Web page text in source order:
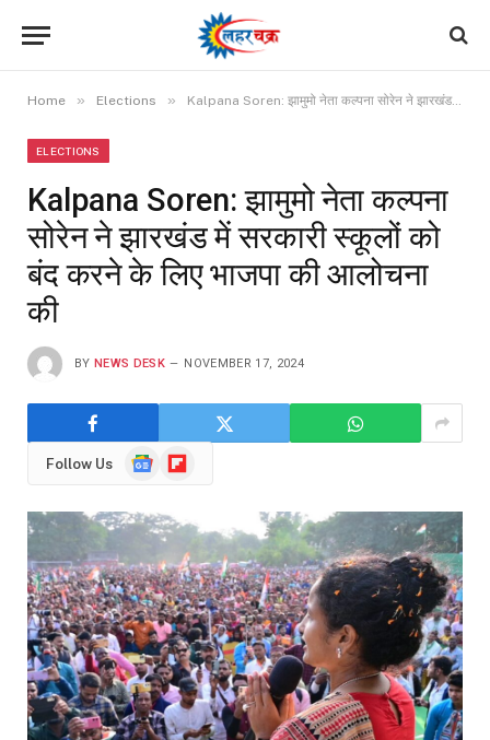
Home » Elections » Kalpana Soren: झामुमो नेता कल्पना सोरेन ने झारखंड में सरकारी स्कूलों को बंद करने के लिए भाजपा की आलोचना की
ELECTIONS
Kalpana Soren: झामुमो नेता कल्पना
सोरेन ने झारखंड में सरकारी स्कूलों को
बंद करने के लिए भाजपा की आलोचना
की
BY NEWS DESK NOVEMBER 17, 2024
Follow Us
GoogleFlipboard